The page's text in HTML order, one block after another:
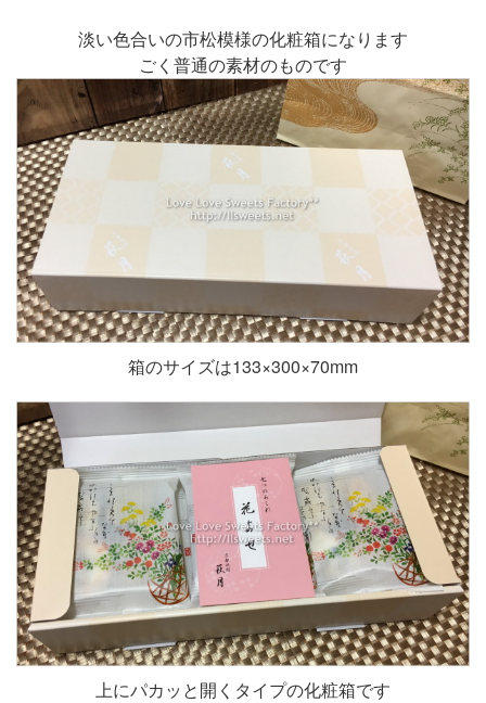
淡い色合いの市松模様の化粧箱になります
ごく普通の素材のものです
箱のサイズは133×300×70mm
上にパカッと開くタイプの化粧箱です